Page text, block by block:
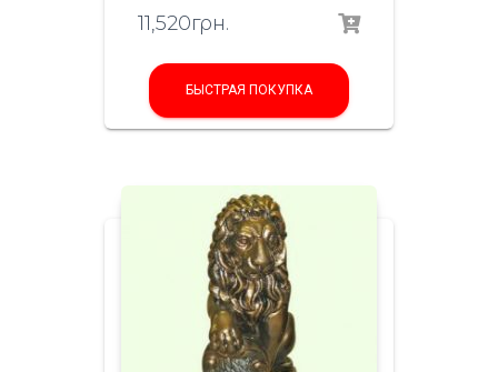
11,520грн.
БЫСТРАЯ ПОКУПКА